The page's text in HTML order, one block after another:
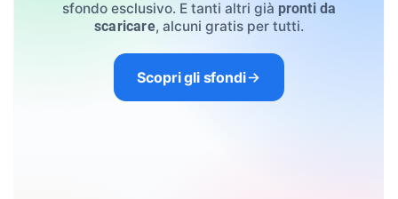
sfondo esclusivo. E tanti altri già pronti da
scaricare, alcuni gratis per tutti.
Scopri gli sfondi